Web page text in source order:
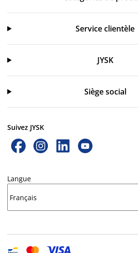
Service clientèle
Service clientèle
JYSK
JYSK
Siège social
Suivez JYSK
Langue